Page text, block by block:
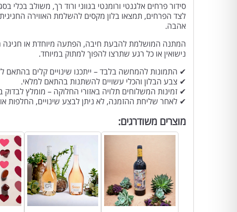
סידור פרחים אלגנטי ורומנטי בגווני ורוד רך, משולב בכלי
לצד הפרחים, תמצאו בלון מקסים להשלמת האווירה
אהבה.
המתנה המושלמת להבעת חיבה, הפתעה מיוחדת או חגיגה
נישואין או כל רגע שתרצו להפוך למתוק במיוחד.
✔ התמונות להמחשה בלבד – ייתכנו שינויים קלים בהתאם
✔ צבע הבלון והכלי עשויים להשתנות בהתאם למלאי.
✔ זמינות המשלוחים תלויה באזורי החלוקה – מומלץ
✔ לאחר שליחת ההזמנה, לא ניתן לבצע שינויים, החלפות או
מוצרים משודרגים: